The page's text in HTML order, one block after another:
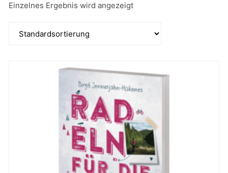
Einzelnes Ergebnis wird angezeigt